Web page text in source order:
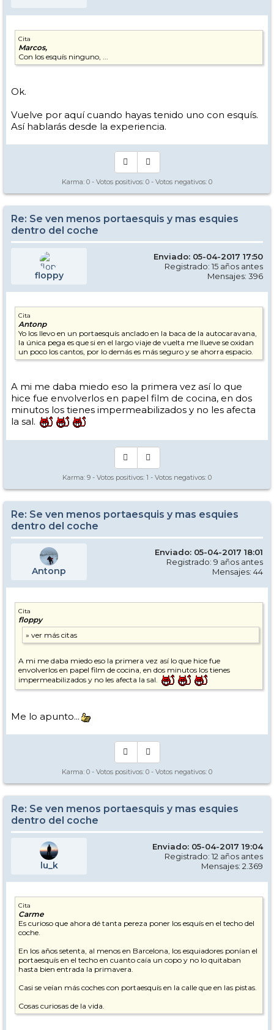
Cita
Marcos,
Con los esquís ninguno, ...
Ok.
Vuelve por aquí cuando hayas tenido uno con esquís.
Así hablarás desde la experiencia.
Karma: 0 - Votos positivos: 0 - Votos negativos: 0
Re: Se ven menos portaesquis y mas esquies
dentro del coche
floppy
Enviado: 05-04-2017 17:50
Registrado: 15 años antes
Mensajes: 396
Cita
Antonp
Yo los llevo en un portaesquís anclado en la baca de la autocaravana,
la única pega es que si en el largo viaje de vuelta me llueve se oxidan
un poco los cantos, por lo demás es más seguro y se ahorra espacio.
A mi me daba miedo eso la primera vez así lo que
hice fue envolverlos en papel film de cocina, en dos
minutos los tienes impermeabilizados y no les afecta
la sal.
Karma: 9 - Votos positivos: 1 - Votos negativos: 0
Re: Se ven menos portaesquis y mas esquies
dentro del coche
Antonp
Enviado: 05-04-2017 18:01
Registrado: 9 años antes
Mensajes: 44
Cita
floppy
A mi me daba miedo eso la primera vez así lo que hice fue
envolverlos en papel film de cocina, en dos minutos los tienes
impermeabilizados y no les afecta la sal.
Me lo apunto...
Karma: 0 - Votos positivos: 0 - Votos negativos: 0
Re: Se ven menos portaesquis y mas esquies
dentro del coche
lu_k
Enviado: 05-04-2017 19:04
Registrado: 12 años antes
Mensajes: 2.369
Cita
Carme
Es curioso que ahora dé tanta pereza poner los esquís en el techo del
coche.
En los años setenta, al menos en Barcelona, los esquiadores ponían el
portaesquís en el techo en cuanto caía un copo y no lo quitaban
hasta bien entrada la primavera.
Casi se veían más coches con portaesquís en la calle que en las pistas.
Cosas curiosas de la vida.